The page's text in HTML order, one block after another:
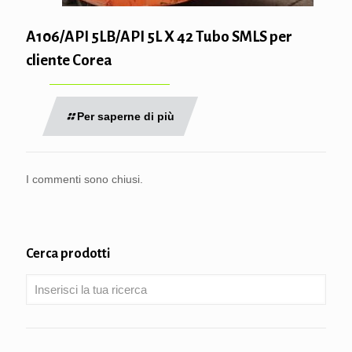
A106/API 5LB/API 5L X 42 Tubo SMLS per
cliente Corea
Per saperne di più
I commenti sono chiusi.
Cerca prodotti